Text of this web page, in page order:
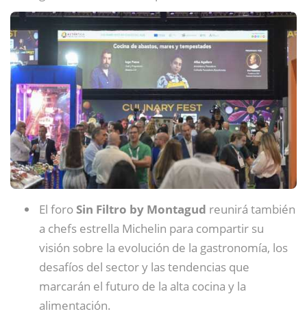
El foroSin Filtro by Montagud reunirá también
a chefs estrella Michelin para compartir su
visión sobre la evolución de la gastronomía, los
desafíos del sector y las tendencias que
marcarán el futuro de la alta cocina y la
alimentación.